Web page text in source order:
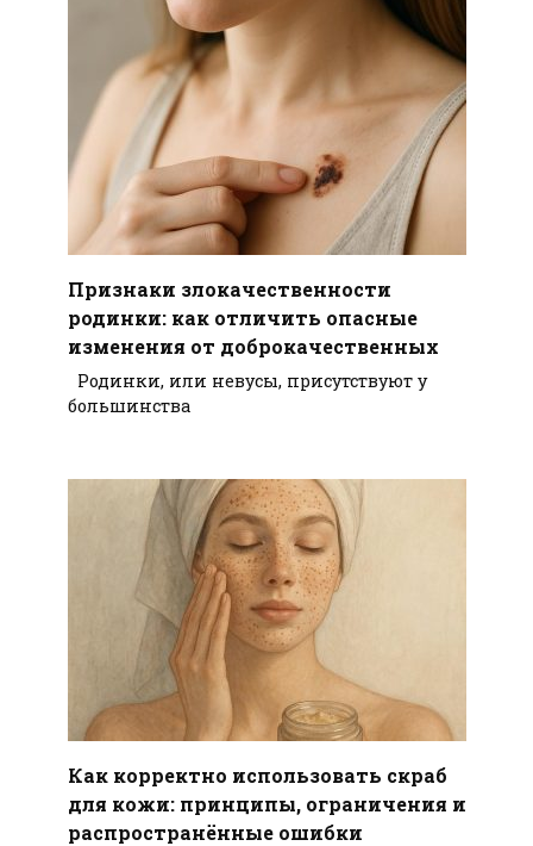
Признаки злокачественности
родинки: как отличить опасные
изменения от доброкачественных
Родинки, или невусы, присутствуют у
большинства
Как корректно использовать скраб
для кожи: принципы, ограничения и
распространённые ошибки